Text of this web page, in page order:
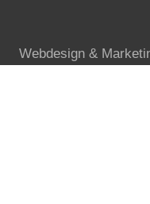
Webdesign &